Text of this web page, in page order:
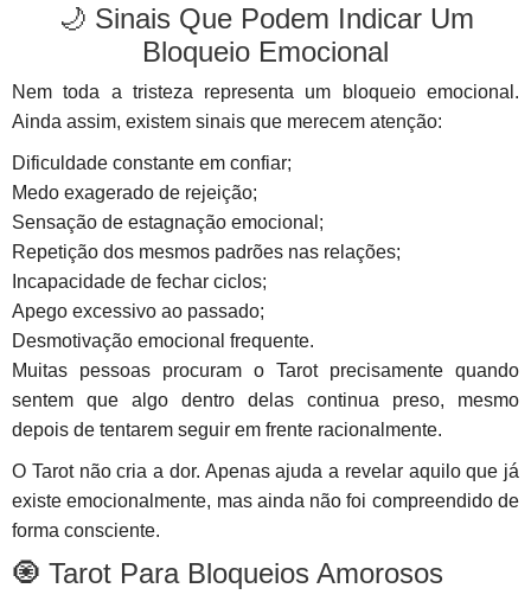
🌙 Sinais Que Podem Indicar Um
Bloqueio Emocional
Nem toda a tristeza representa um bloqueio emocional.
Ainda assim, existem sinais que merecem atenção:
Dificuldade constante em confiar;
Medo exagerado de rejeição;
Sensação de estagnação emocional;
Repetição dos mesmos padrões nas relações;
Incapacidade de fechar ciclos;
Apego excessivo ao passado;
Desmotivação emocional frequente.
Muitas pessoas procuram o Tarot precisamente quando
sentem que algo dentro delas continua preso, mesmo
depois de tentarem seguir em frente racionalmente.
O Tarot não cria a dor. Apenas ajuda a revelar aquilo que já
existe emocionalmente, mas ainda não foi compreendido de
forma consciente.
🧿 Tarot Para Bloqueios Amorosos